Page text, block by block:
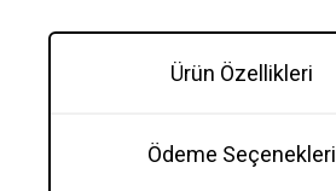
Ürün Özellikleri
Ödeme Seçenekleri